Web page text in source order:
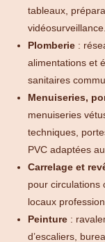
tableaux,
vidéosurveillance.
Plomberie :
alimentations et
sanitaires
Menuiseries,
menuiseries
techniques,
PVC adaptées
Carrelage et
pour circulations
locaux
Peinture :
d’escaliers,